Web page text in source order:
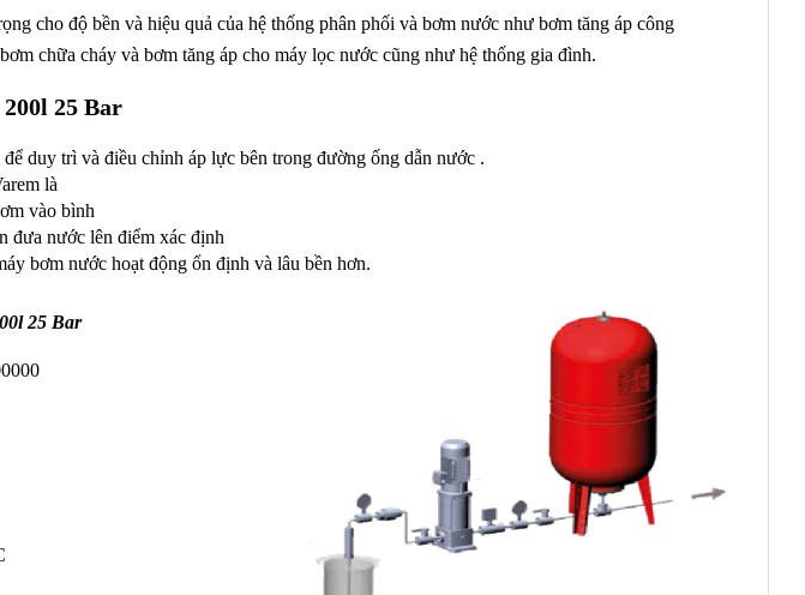
cho độ bền và hiệu quả của hệ thống phân phối và bơm nước như bơm tăng áp công
chữa cháy và bơm tăng áp cho máy lọc nước cũng như hệ thống gia đình.
25 Bar
duy trì và điều chỉnh áp lực bên trong đường ống dẫn nước .
là
vào bình
nước lên điểm xác định
bơm nước hoạt động ổn định và lâu bền hơn.
25 Bar